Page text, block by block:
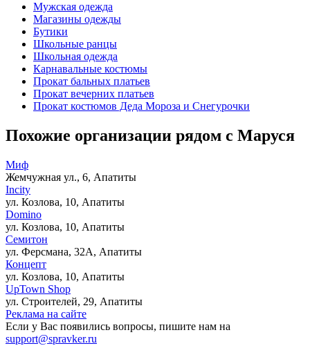
Мужская одежда
Магазины одежды
Бутики
Школьные ранцы
Школьная одежда
Карнавальные костюмы
Прокат бальных платьев
Прокат вечерних платьев
Прокат костюмов Деда Мороза и Снегурочки
Похожие организации рядом с Маруся
Миф
Жемчужная ул., 6, Апатиты
Incity
ул. Козлова, 10, Апатиты
Domino
ул. Козлова, 10, Апатиты
Семитон
ул. Ферсмана, 32А, Апатиты
Концепт
ул. Козлова, 10, Апатиты
UpTown Shop
ул. Строителей, 29, Апатиты
Реклама на сайте
Если у Вас появились вопросы, пишите нам на
support@spravker.ru